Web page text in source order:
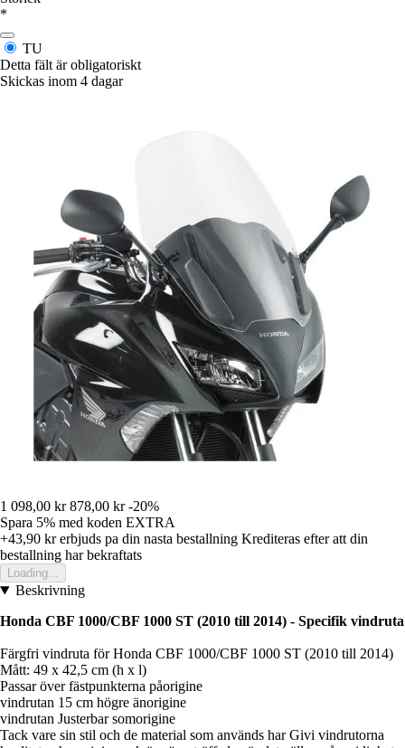
*
TU
Detta fält är obligatoriskt
Skickas inom 4 dagar
1 098,00 kr 878,00 kr -20%
Spara 5% med koden EXTRA
+43,90 krerbjuds pa din nasta bestallning Krediteras efter att din
bestallning har bekraftats
Loading...
Beskrivning
Honda CBF 1000/CBF 1000 ST (2010 till 2014) - Specifik vindruta
Färgfri vindruta för Honda CBF 1000/CBF 1000 ST (2010 till 2014)
Mått: 49 x 42,5 cm (h x l)
Passar över fästpunkterna påorigine
vindrutan 15 cm högre änorigine
vindrutan Justerbar somorigine
Tack vare sin stil och de material som används har Givi vindrutorna